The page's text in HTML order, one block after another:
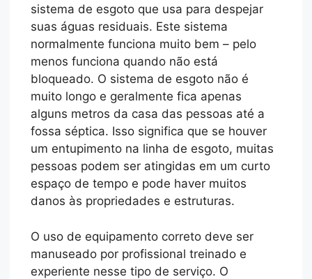
sistema de esgoto que usa para despejar
suas águas residuais. Este sistema
normalmente funciona muito bem – pelo
menos funciona quando não está
bloqueado. O sistema de esgoto não é
muito longo e geralmente fica apenas
alguns metros da casa das pessoas até a
fossa séptica. Isso significa que se houver
um entupimento na linha de esgoto, muitas
pessoas podem ser atingidas em um curto
espaço de tempo e pode haver muitos
danos às propriedades e estruturas.
O uso de equipamento correto deve ser
manuseado por profissional treinado e
experiente nesse tipo de serviço. O